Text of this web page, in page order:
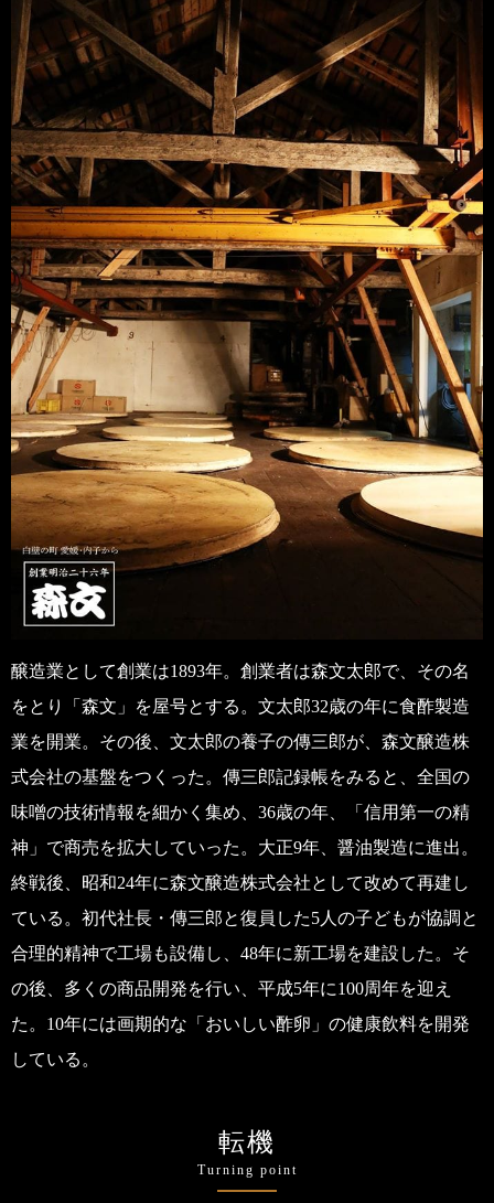
醸造業として創業は1893年。創業者は森文太郎で、その名
をとり「森文」を屋号とする。文太郎32歳の年に食酢製造
業を開業。その後、文太郎の養子の傳三郎が、森文醸造株
式会社の基盤をつくった。傳三郎記録帳をみると、全国の
味噌の技術情報を細かく集め、36歳の年、「信用第一の精
神」で商売を拡大していった。大正9年、醤油製造に進出。
終戦後、昭和24年に森文醸造株式会社として改めて再建し
ている。初代社長・傳三郎と復員した5人の子どもが協調と
合理的精神で工場も設備し、48年に新工場を建設した。そ
の後、多くの商品開発を行い、平成5年に100周年を迎え
た。10年には画期的な「おいしい酢卵」の健康飲料を開発
している。
転機
Turning point